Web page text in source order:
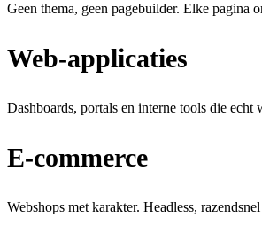
Geen thema, geen pagebuilder. Elke pagina
Web-applicaties
Dashboards, portals en interne tools die
E-commerce
Webshops met karakter. Headless,